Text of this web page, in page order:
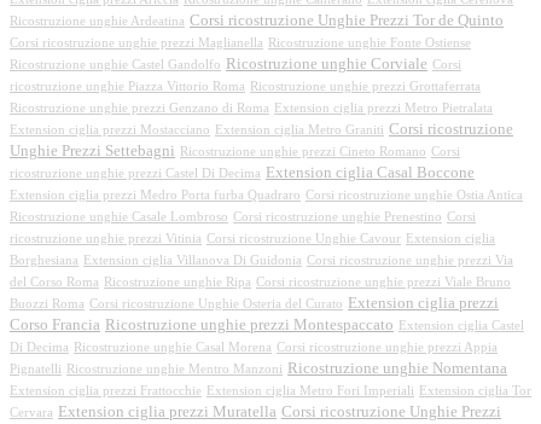
Ricostruzione unghie Ardeatina Corsi ricostruzione Unghie Prezzi Tor de Quinto
Corsi ricostruzione unghie prezzi Maglianella
Ricostruzione unghie Fonte Ostiense
Ricostruzione unghie Castel Gandolfo
Ricostruzione unghie Corviale Corsi
ricostruzione unghie Piazza Vittorio Roma
Ricostruzione unghie prezzi Grottaferrata
Ricostruzione unghie prezzi Genzano di Roma
Extension ciglia prezzi Metro Pietralata
Extension ciglia prezzi Mostacciano
Extension ciglia Metro Graniti Corsi ricostruzione
Unghie Prezzi Settebagni
Ricostruzione unghie prezzi Cineto Romano Corsi
ricostruzione unghie prezzi Castel Di Decima
Extension ciglia Casal Boccone
Extension ciglia prezzi Medro Porta furba Quadraro Corsi ricostruzione unghie Ostia Antica
Ricostruzione unghie Casale Lombroso Corsi ricostruzione unghie Prenestino Corsi
ricostruzione unghie prezzi Vitinia Corsi ricostruzione Unghie Cavour
Extension ciglia
Borghesiana
Extension ciglia Villanova Di Guidonia Corsi ricostruzione unghie prezzi Via
del Corso Roma
Ricostruzione unghie Ripa Corsi ricostruzione unghie prezzi Viale Bruno
Buozzi Roma Corsi ricostruzione Unghie Osteria del Curato
Extension ciglia prezzi
Corso Francia Ricostruzione unghie prezzi Montespaccato
Extension ciglia Castel
Di Decima
Ricostruzione unghie Casal Morena Corsi ricostruzione unghie prezzi Appia
Pignatelli
Ricostruzione unghie Mentro Manzoni Ricostruzione unghie Nomentana
Extension ciglia prezzi Frattocchie Extension ciglia Metro Fori Imperiali
Extension ciglia Tor
Cervara
Extension ciglia prezzi Muratella Corsi ricostruzione Unghie Prezzi